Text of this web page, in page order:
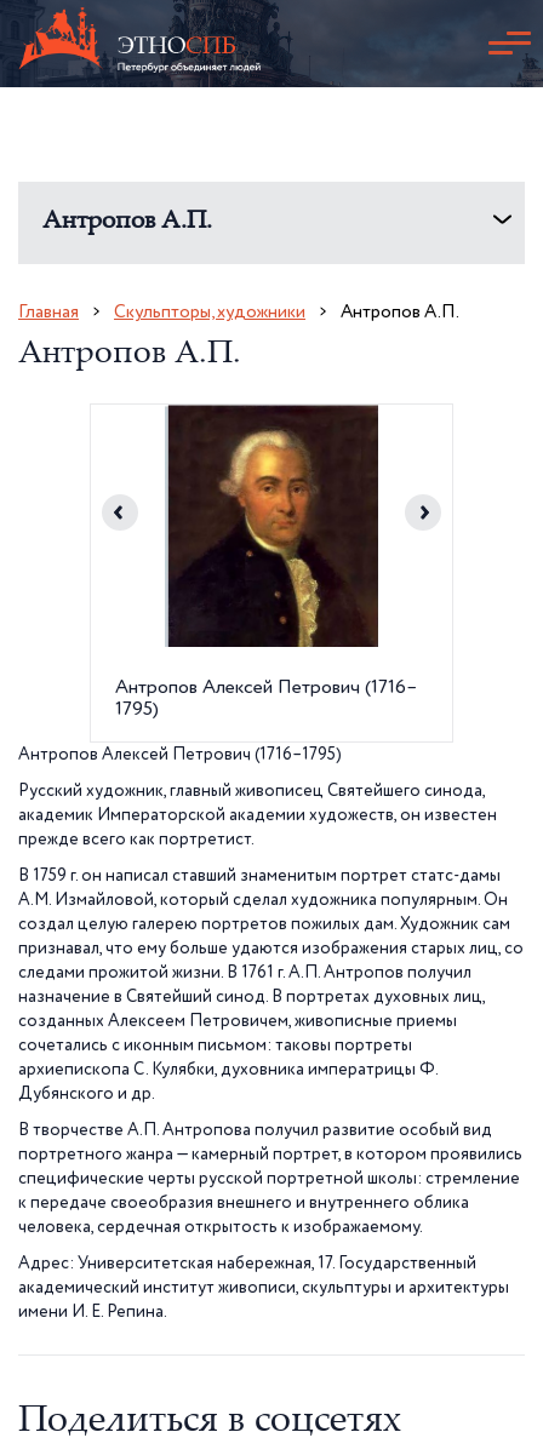
Антропов А.П.
Главная Скульпторы, художники Антропов А.П.
Антропов А.П.
Антропов Алексей Петрович (1716–
1795)
Антропов Алексей Петрович (1716–1795)
Русский художник, главный живописец Святейшего синода,
академик Императорской академии художеств, он известен
прежде всего как портретист.
В 1759 г. он написал ставший знаменитым портрет статс-дамы
А.М. Измайловой, который сделал художника популярным. Он
создал целую галерею портретов пожилых дам. Художник сам
признавал, что ему больше удаются изображения старых лиц, со
следами прожитой жизни. В 1761 г. А.П. Антропов получил
назначение в Святейший синод. В портретах духовных лиц,
созданных Алексеем Петровичем, живописные приемы
сочетались с иконным письмом: таковы портреты
архиепископа С. Кулябки, духовника императрицы Ф.
Дубянского и др.
В творчестве А.П. Антропова получил развитие особый вид
портретного жанра — камерный портрет, в котором проявились
специфические черты русской портретной школы: стремление
к передаче своеобразия внешнего и внутреннего облика
человека, сердечная открытость к изображаемому.
Адрес: Университетская набережная, 17. Государственный
академический институт живописи, скульптуры и архитектуры
имени И. Е. Репина.
Поделиться в соцсетях